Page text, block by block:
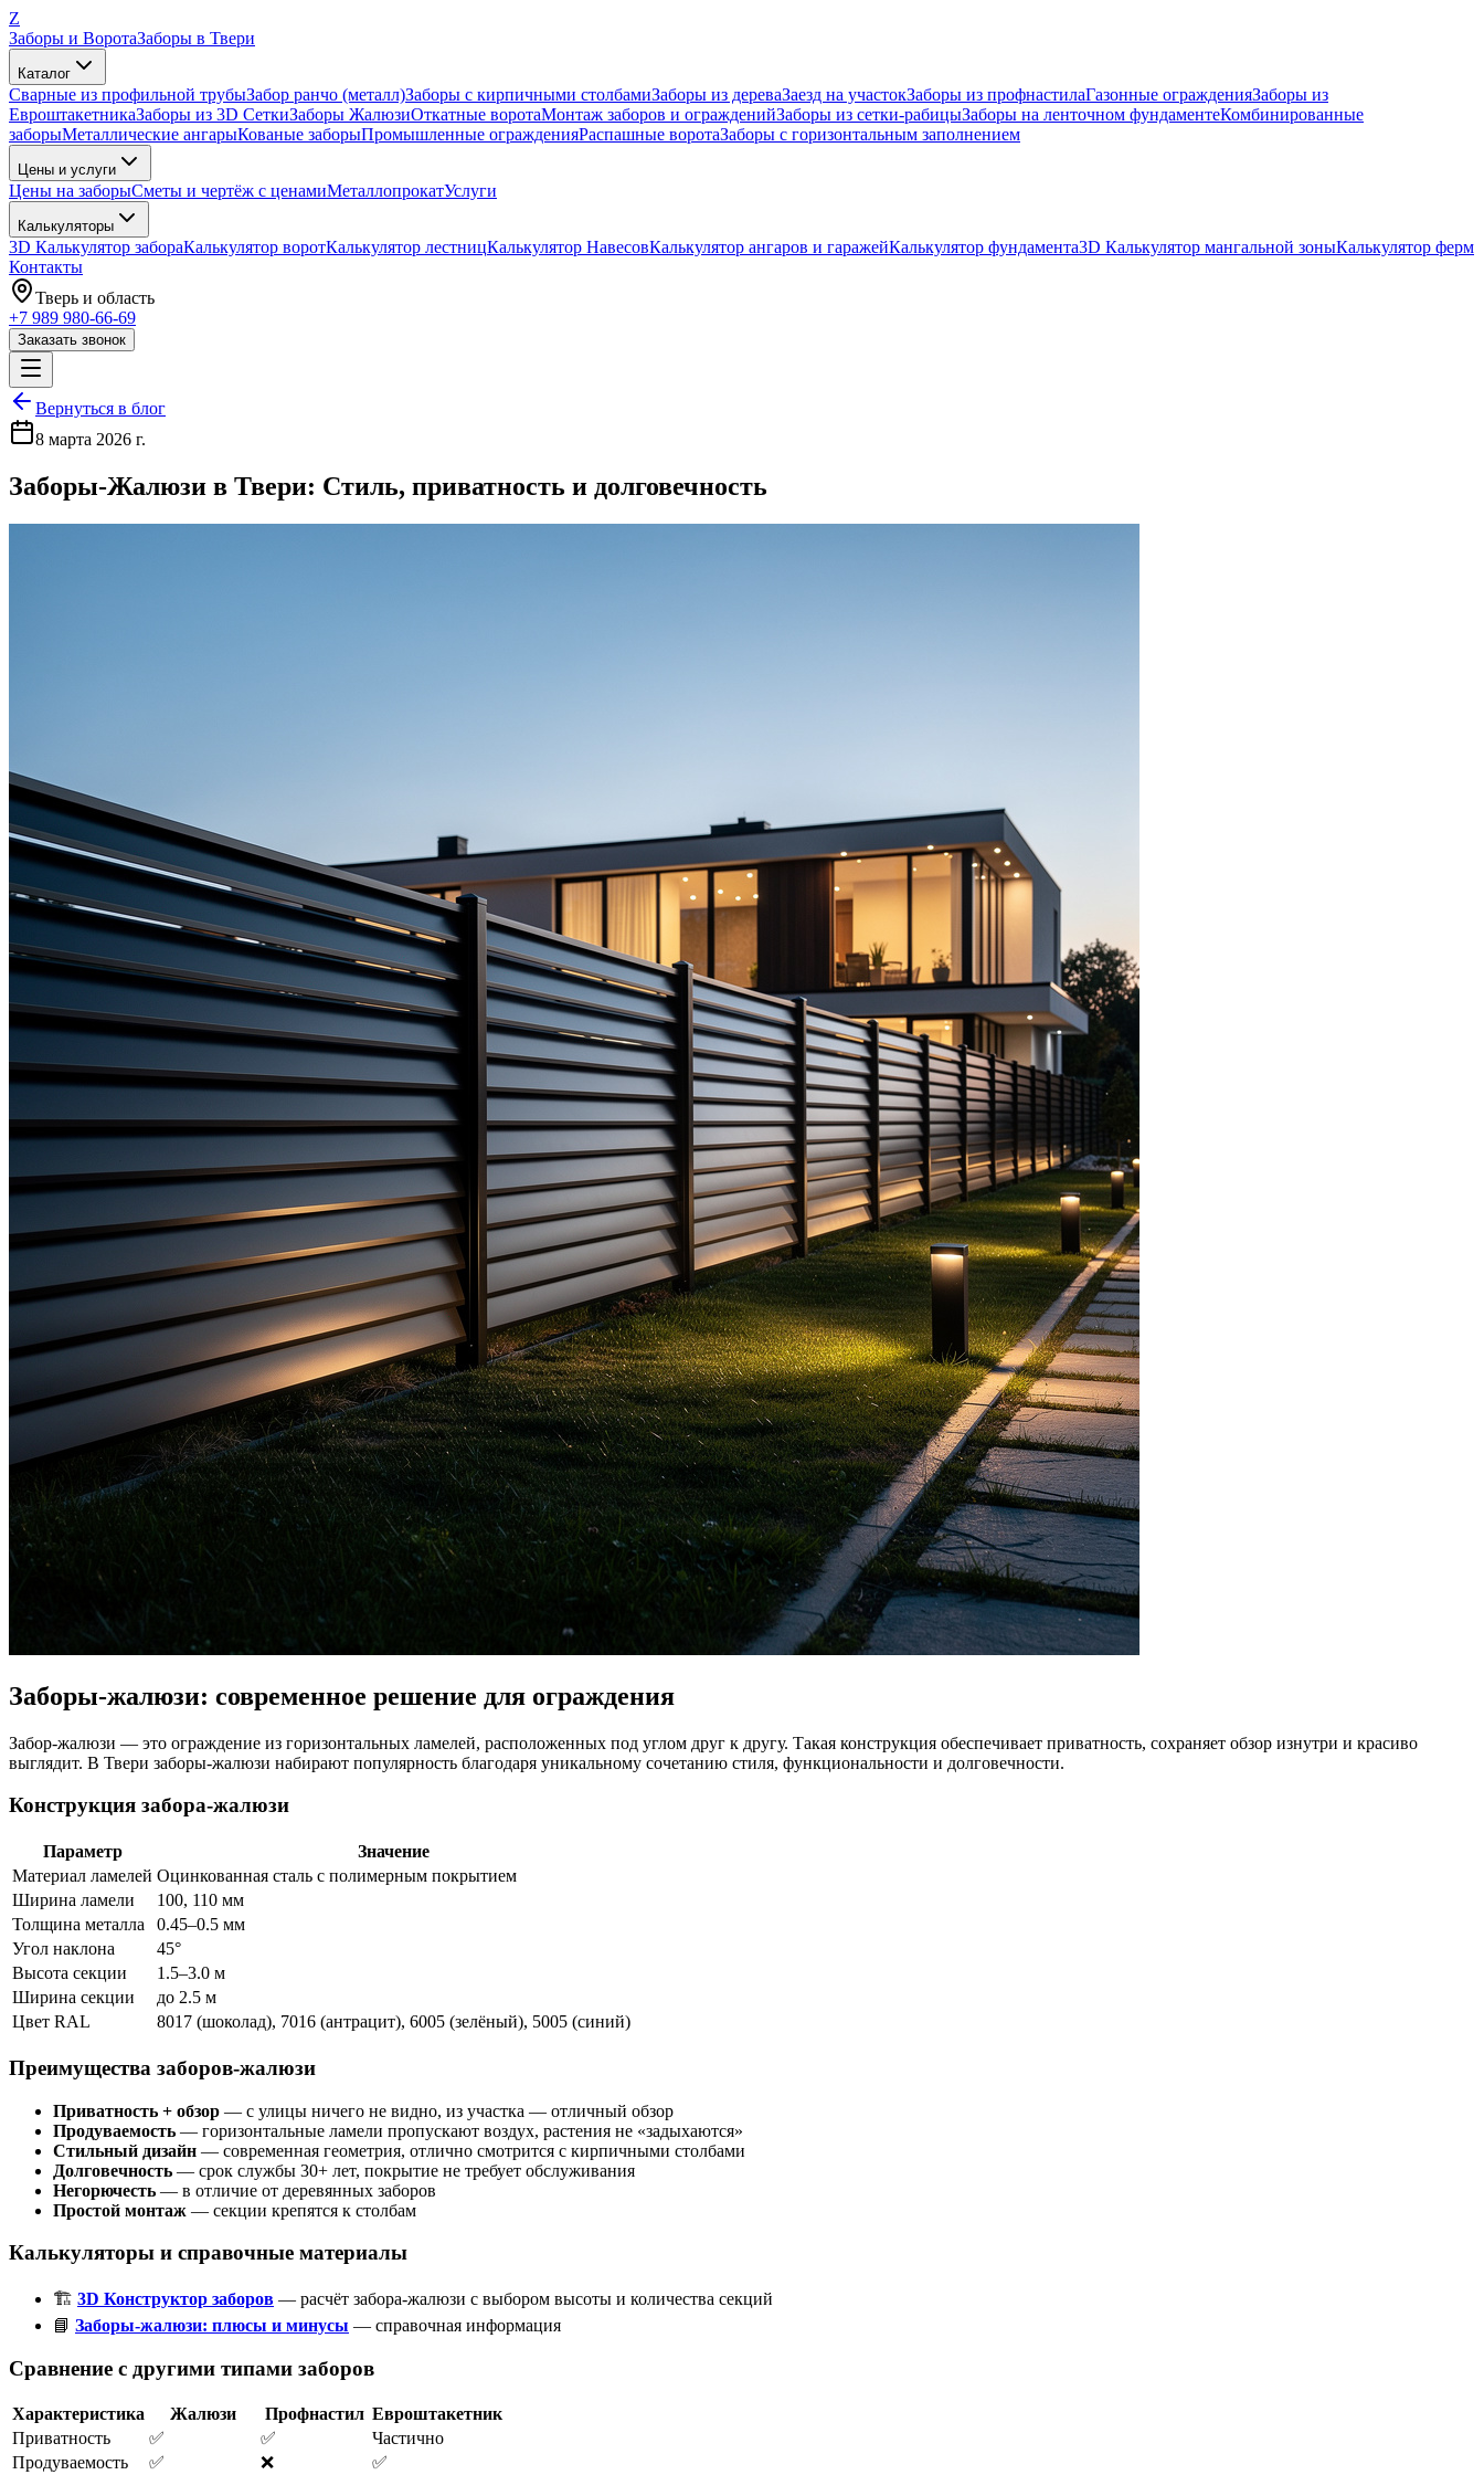
Z
Заборы и ВоротаЗаборы в Твери
Каталог
Сварные из профильной трубыЗабор ранчо (металл)Заборы с кирпичными столбамиЗаборы из дереваЗаезд на участокЗаборы из профнастилаГазонные огражденияЗаборы из
ЕвроштакетникаЗаборы из 3D СеткиЗаборы ЖалюзиОткатные воротаМонтаж заборов и огражденийЗаборы из сетки-рабицыЗаборы на ленточном фундаментеКомбинированные
заборыМеталлические ангарыКованые заборыПромышленные огражденияРаспашные воротаЗаборы с горизонтальным заполнением
Цены и услуги
Цены на заборыСметы и чертёж с ценамиМеталлопрокатУслуги
Калькуляторы
3D Калькулятор забораКалькулятор воротКалькулятор лестницКалькулятор НавесовКалькулятор ангаров и гаражейКалькулятор фундамента3D Калькулятор мангальной зоныКалькулятор ферм
Контакты
Тверь и область
+7 989 980-66-69
Заказать звонок
Вернуться в блог
8 марта 2026 г.
Заборы-Жалюзи в Твери: Стиль, приватность и долговечность
Заборы-жалюзи: современное решение для ограждения
Забор-жалюзи — это ограждение из горизонтальных ламелей, расположенных под углом друг к другу. Такая конструкция обеспечивает приватность, сохраняет обзор изнутри и красиво
выглядит. В Твери заборы-жалюзи набирают популярность благодаря уникальному сочетанию стиля, функциональности и долговечности.
Конструкция забора-жалюзи
Параметр
Значение
Материал ламелей Оцинкованная сталь с полимерным покрытием
Ширина ламели
100, 110 мм
Толщина металла
0.45–0.5 мм
Угол наклона
45°
Высота секции
1.5–3.0 м
Ширина секции
до 2.5 м
Цвет RAL
8017 (шоколад), 7016 (антрацит), 6005 (зелёный), 5005 (синий)
Преимущества заборов-жалюзи
Приватность + обзор — с улицы ничего не видно, из участка — отличный обзор
Продуваемость — горизонтальные ламели пропускают воздух, растения не «задыхаются»
Стильный дизайн — современная геометрия, отлично смотрится с кирпичными столбами
Долговечность — срок службы 30+ лет, покрытие не требует обслуживания
Негорючесть — в отличие от деревянных заборов
Простой монтаж — секции крепятся к столбам
Калькуляторы и справочные материалы
🏗️ 3D Конструктор заборов — расчёт забора-жалюзи с выбором высоты и количества секций
📘 Заборы-жалюзи: плюсы и минусы — справочная информация
Сравнение с другими типами заборов
Характеристика Жалюзи Профнастил Евроштакетник
Приватность
✅ ✅
Частично
Продуваемость
✅ ❌ ✅